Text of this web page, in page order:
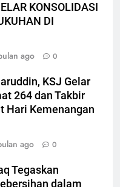
KONSOLIDASI
DI
ago 0
KSJ Gelar
264 dan Takbir
Hari Kemenangan
ago 0
Tegaskan
dalam